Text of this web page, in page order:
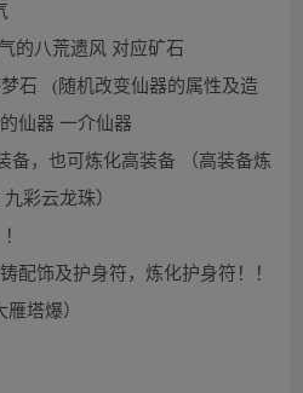
八荒遗风 对应矿石
石 (随机改变仙器的属性及造
仙器 一介仙器
备，也可炼化高装备 （高装备炼
九彩云龙珠）
配饰及护身符，炼化护身符！！
雁塔爆）